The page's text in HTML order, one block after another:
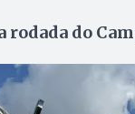
rodada do